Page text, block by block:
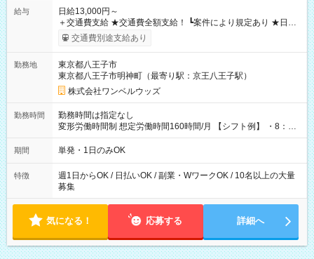
給与
日給13,000円～
＋交通費支給 ★交通費全額支給！ ┗案件により規定あり ★日払
いOK！（規定あり） ┗働いたその日に現金GET♪ お仕事後はコ
ンビニATMから 日払い分を引き落とせます！ 【試用期間】試
交通費別途支給あり
勤務地
東京都八王子市
東京都八王子市明神町（最寄り駅：京王八王子駅）
株式会社ワンベルウッズ
勤務時間
勤務時間は指定なし
変形労働時間制 想定労働時間160時間/月 【シフト例】 ・8：00
～21：00
期間 単発・1日のみOK
特徴
週1日からOK / 日払いOK / 副業・WワークOK / 10名以上の大量
募集
気になる！ 応募する 詳細へ